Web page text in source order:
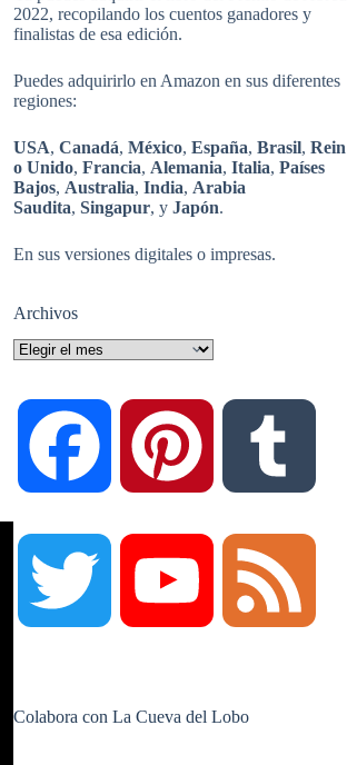
2022, recopilando los cuentos ganadores y
finalistas de esa edición.
Puedes adquirirlo en Amazon en sus diferentes
regiones:
USA,Canadá,México,España,Brasil,Rein
o Unido,Francia, Alemania,Italia,Países
Bajos, Australia,India, Arabia
Saudita,Singapur, yJapón.
En sus versiones digitales o impresas.
Archivos
Archivos
e t
Colabora con La Cueva del Lobo